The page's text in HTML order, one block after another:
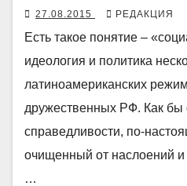
27.08.2015 РЕДАКЦИЯ
Есть такое понятие –
идеология и политика
латиноамериканских
дружественных РФ. Как бы
справедливости, по-
очищенный от наслоений
…